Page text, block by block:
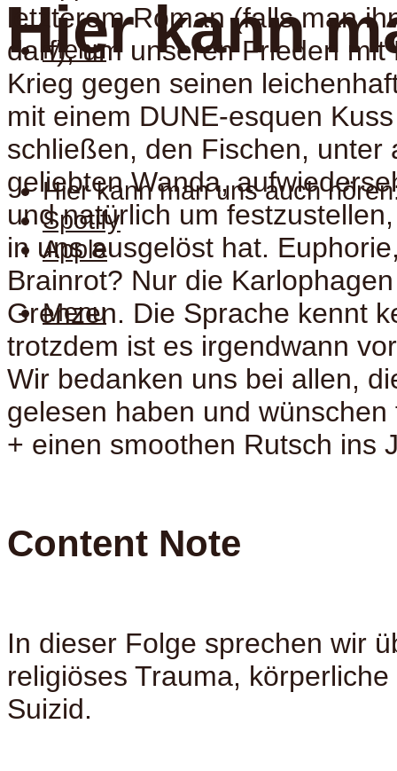
Menu
Hier kann
Hier kann man uns auch
Spotify
Apple
Menu
letzterem Roman (falls man
darf), um unseren Frieden mit
Krieg gegen seinen
mit einem DUNE-esquen
schließen, den Fischen, unter
geliebten Wanda,
und natürlich um
in uns ausgelöst hat.
Brainrot? Nur die
Grenzen. Die Sprache kennt
trotzdem ist es irgendwann
Wir bedanken uns bei allen,
gelesen haben und
+ einen smoothen Rutsch ins
Content Note
In dieser Folge sprechen wir
religiöses Trauma,
Suizid.